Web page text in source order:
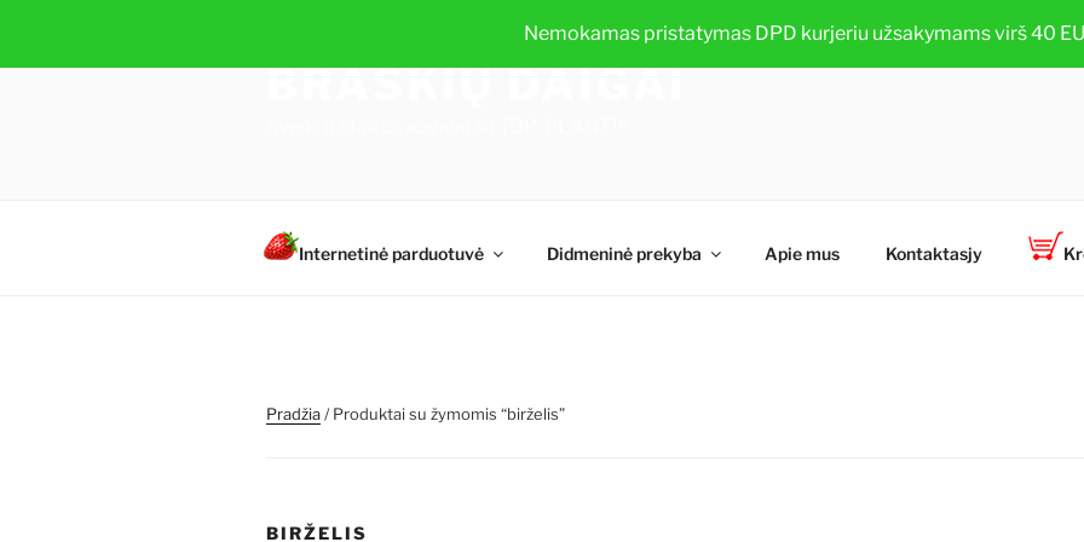
Nemokamas pristatymas DPD kurjeriu užsakymams virš 40
turinio
BRAŠKIŲ DAIGAI
Internetinė parduotuvė Didmeninė prekyba Apie mus Kontaktasjy
Pradžia/ Produktai su žymomis “birželis”
BIRŽELIS